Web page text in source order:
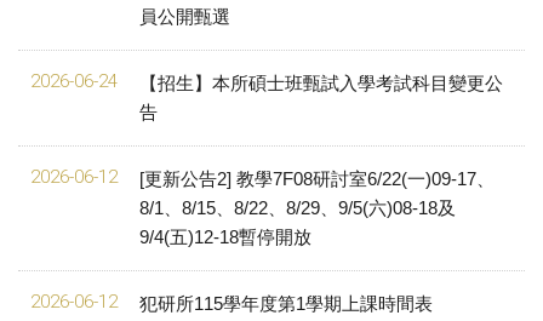
員公開甄選
2026-06-24
【招生】本所碩士班甄試入學考試科目變更公
告
2026-06-12
[更新公告2] 教學7F08研討室6/22(一)09-17、
8/1、8/15、8/22、8/29、9/5(六)08-18及
9/4(五)12-18暫停開放
2026-06-12
犯研所115學年度第1學期上課時間表